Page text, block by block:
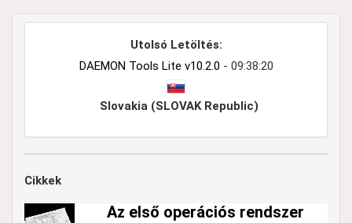
Utolsó Letöltés:
DAEMON Tools Lite v10.2.0 - 09:38:20
Slovakia (SLOVAK Republic)
Cikkek
Az első operációs rendszer